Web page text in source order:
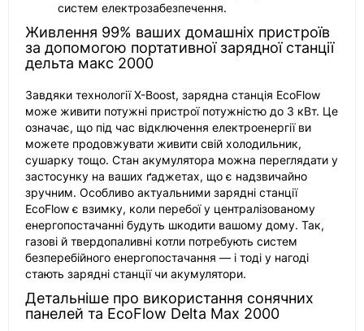
систем електрозабезпечення.
Живлення 99% ваших домашніх пристроїв
за допомогою портативної зарядної станції
дельта макс 2000
Завдяки технології X-Boost, зарядна станція EcoFlow
може живити потужні пристрої потужністю до 3 кВт. Це
означає, що під час відключення електроенергії ви
можете продовжувати живити свій холодильник,
сушарку тощо. Стан акумулятора можна переглядати у
застосунку на ваших ґаджетах, що є надзвичайно
зручним. Особливо актуальними зарядні станції
EcoFlow є взимку, коли перебої у централізованому
енергопостачанні будуть шкодити вашому дому. Так,
газові й твердопаливні котли потребують систем
безперебійного енергопостачання — і тоді у нагоді
стають зарядні станції чи акумулятори.
Детальніше про використання сонячних
панелей та EcoFlow Delta Max 2000